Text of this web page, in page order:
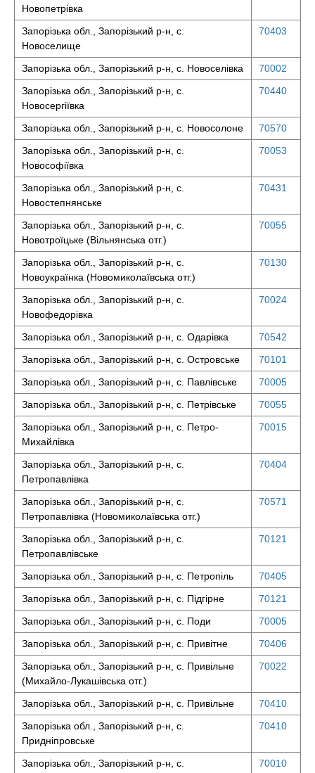
Новопетрівка
Запорізька обл., Запорізький р-н, с.
Новоселище
70403
Запорізька обл., Запорізький р-н, с. Новоселівка
70002
Запорізька обл., Запорізький р-н, с.
Новосергіївка
70440
Запорізька обл., Запорізький р-н, с. Новосолоне
70570
Запорізька обл., Запорізький р-н, с.
Новософіївка
70053
Запорізька обл., Запорізький р-н, с.
Новостепнянське
70431
Запорізька обл., Запорізький р-н, с.
Новотроїцьке (Вільнянська отг.)
70055
Запорізька обл., Запорізький р-н, с.
Новоукраїнка (Новомиколаївська отг.)
70130
Запорізька обл., Запорізький р-н, с.
Новофедорівка
70024
Запорізька обл., Запорізький р-н, с. Одарівка
70542
Запорізька обл., Запорізький р-н, с. Островське
70101
Запорізька обл., Запорізький р-н, с. Павлівське
70005
Запорізька обл., Запорізький р-н, с. Петрівське
70055
Запорізька обл., Запорізький р-н, с. Петро-
Михайлівка
70015
Запорізька обл., Запорізький р-н, с.
Петропавлівка
70404
Запорізька обл., Запорізький р-н, с.
Петропавлівка (Новомиколаївська отг.)
70571
Запорізька обл., Запорізький р-н, с.
Петропавлівське
70121
Запорізька обл., Запорізький р-н, с. Петропіль
70405
Запорізька обл., Запорізький р-н, с. Підгірне
70121
Запорізька обл., Запорізький р-н, с. Поди
70005
Запорізька обл., Запорізький р-н, с. Привітне
70406
Запорізька обл., Запорізький р-н, с. Привільне
(Михайло-Лукашівська отг.)
70022
Запорізька обл., Запорізький р-н, с. Привільне
70410
Запорізька обл., Запорізький р-н, с.
Придніпровське
70410
Запорізька обл., Запорізький р-н, с.
70010